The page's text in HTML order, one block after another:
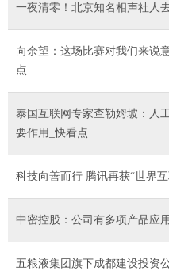
一夜清零！北京知名相声社人
向余望：这场比赛对我们来说
点
泰国互联网专家查勒姆坡：人
要作用_快看点
科技向善而行 腾讯再获“世界
中密控股：公司有多项产品应
五粮液集团旗下成都建设投资